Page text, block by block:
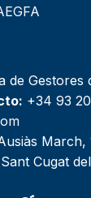
de Gestores
+34 93
March,
Cugat